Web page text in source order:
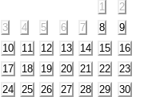
1
2
3
4 5 6 7 8
9
10
11 12 13 14 15
16
17
18 19 20 21 22
23
24
25 26 27 28 29
30